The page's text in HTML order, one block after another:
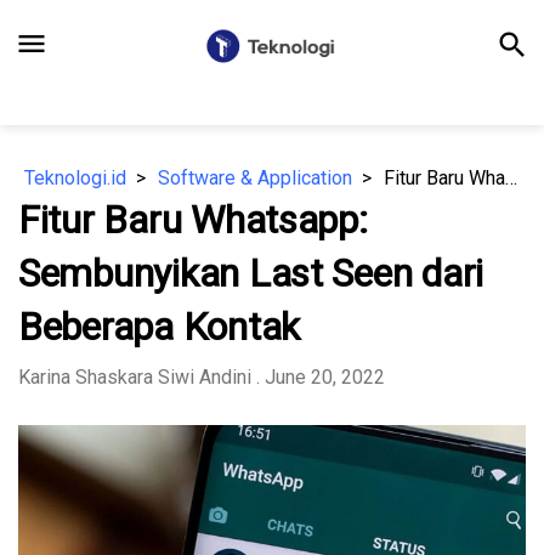
menu search
Teknologi.id Software & Application Fitur Baru Whatsapp: Sembunyikan Last Seen dari Beberapa Kontak
Fitur Baru Whatsapp:
Sembunyikan Last Seen dari
Beberapa Kontak
Karina Shaskara Siwi Andini . June 20, 2022